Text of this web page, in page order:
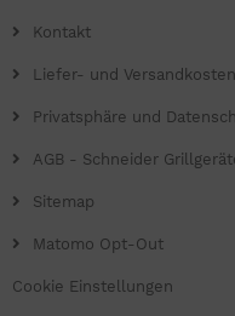
Kontakt
Liefer- und Versandkosten
Privatsphäre und
AGB - Schneider
Sitemap
Matomo Opt-Out
Cookie Einstellungen